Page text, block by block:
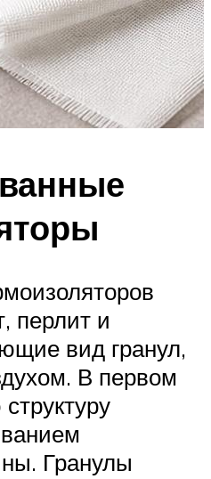
перлит и
вид гранул,
В первом
Гранулы